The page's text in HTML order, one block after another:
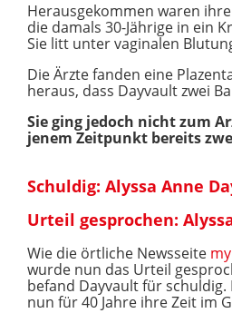
Herausgekommen waren
die damals 30-Jährige in ein
Sie litt unter vaginalen
Die Ärzte fanden eine
heraus, dass Dayvault zwei
Sie ging jedoch nicht zum
jenem Zeitpunkt bereits
Schuldig: Alyssa Anne
Urteil gesprochen:
Wie die örtliche Newsseite
wurde nun das Urteil
befand Dayvault für schuldig.
nun für 40 Jahre ihre Zeit im